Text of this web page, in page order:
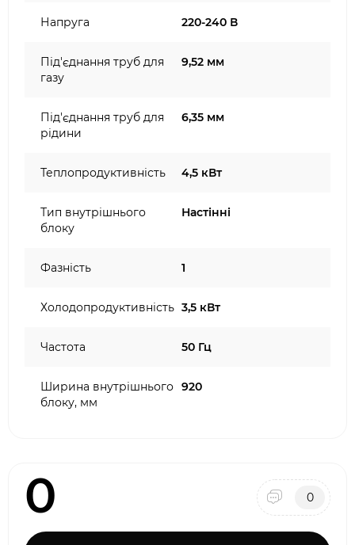
Напруга 220-240 В
Під'єднання труб для
газу
9,52 мм
Під'єднання труб для
рідини
6,35 мм
Теплопродуктивність 4,5 кВт
Тип внутрішнього
блоку
Настінні
Фазність 1
Холодопродуктивність 3,5 кВт
Частота 50 Гц
Ширина внутрішнього
блоку, мм
920
0 0